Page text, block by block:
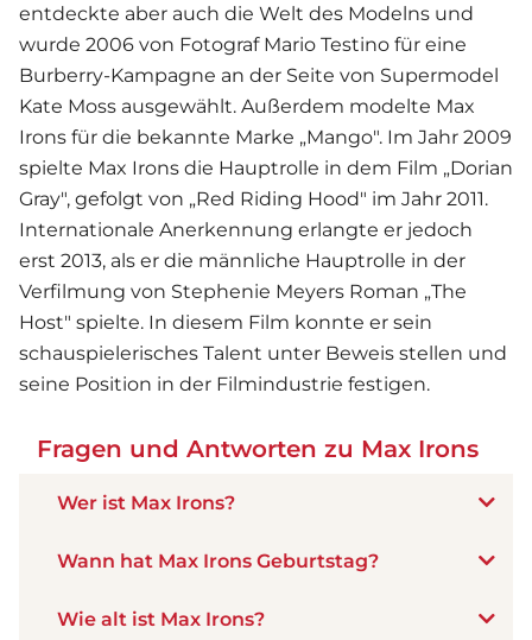
entdeckte aber auch die Welt des Modelns und
wurde 2006 von Fotograf Mario Testino für eine
Burberry-Kampagne an der Seite von Supermodel
Kate Moss ausgewählt. Außerdem modelte Max
Irons für die bekannte Marke „Mango". Im Jahr 2009
spielte Max Irons die Hauptrolle in dem Film „Dorian
Gray", gefolgt von „Red Riding Hood" im Jahr 2011.
Internationale Anerkennung erlangte er jedoch
erst 2013, als er die männliche Hauptrolle in der
Verfilmung von Stephenie Meyers Roman „The
Host" spielte. In diesem Film konnte er sein
schauspielerisches Talent unter Beweis stellen und
seine Position in der Filmindustrie festigen.
Fragen und Antworten zu Max Irons
Wer ist Max Irons?
Wann hat Max Irons Geburtstag?
Wie alt ist Max Irons?